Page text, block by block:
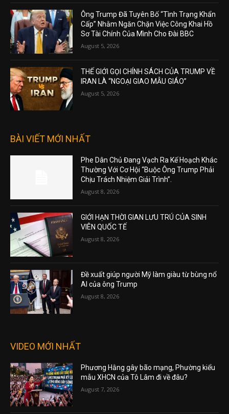
Ông Trump Đã Tuyên Bố “Tình Trạng Khẩn
Cấp” Nhằm Ngăn Chặn Việc Công Khai Hồ
Sơ Tài Chính Của Mình Cho Đài BBC
August 5, 2026
THẾ GIỚI GỌI CHÍNH SÁCH CỦA TRUMP VỀ
IRAN LÀ “NGOẠI GIAO MẪU GIÁO”
August 5, 2026
BÀI VIẾT MỚI NHẤT
Phe Dân Chủ Đang Vạch Ra Kế Hoạch Khác
Thường Với Cơ Hội “Buộc Ông Trump Phải
Chịu Trách Nhiệm Giải Trình”.
August 8, 2026
GIỚI HẠN THỜI GIAN LƯU TRÚ CỦA SINH
VIÊN QUỐC TẾ
August 8, 2026
Đề xuất giúp người Mỹ làm giàu từ bùng nổ
AI của ông Trump
August 8, 2026
VIDEO MỚI NHẤT
Phương Hằng gây bão mạng, Phường kiểu
mẫu XHCN của Tô Lâm đi về đâu?
August 7, 2026